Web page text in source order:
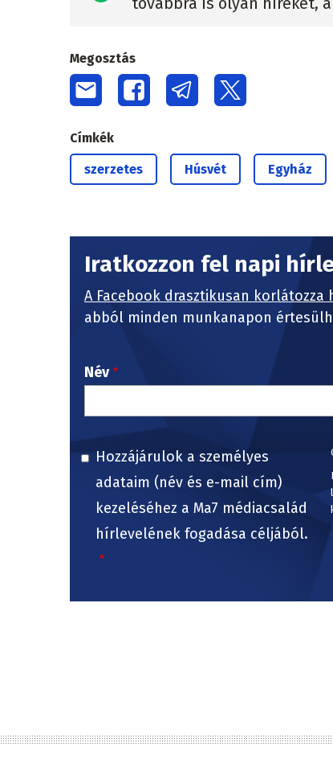
Megosztás
Címkék
szerzetes Húsvét Egyház
Iratkozzon fel napi
A Facebook drasztikusan korlátozza
abból minden munkanapon
Név
Hozzájárulok a személyes
adataim (név és e-mail cím)
kezeléséhez a Ma7 médiacsalád
hírlevelének fogadása céljából.